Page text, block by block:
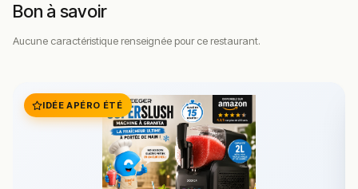
Bon à savoir
Aucune caractéristique renseignée pour ce restaurant.
IDÉE APÉRO ÉTÉ